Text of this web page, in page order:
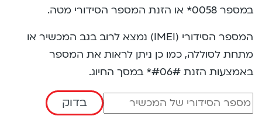
Cyber
דור
2/3
English
במספר 0058* או הזנת המספר הסידורי מטה.
המספר הסידורי (IMEI) נמצא לרוב בגב המכשיר או
מתחת לסוללה, כמו כן ניתן לראות את המספר
באמצעות הזנת #06#* במסך החיוג.
בדוק